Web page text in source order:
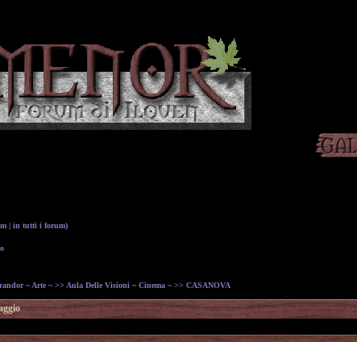
| in tutti i forum)
~ Arte ~>> Aula Delle Visioni ~ Cinema ~>> CASANOVA